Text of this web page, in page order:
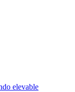
elevable